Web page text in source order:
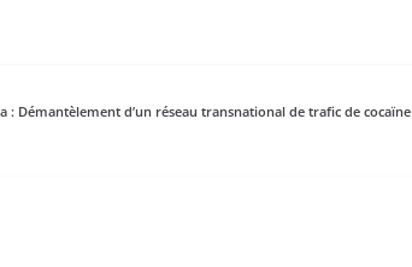
: Démantèlement d’un réseau transnational de trafic de cocaïne